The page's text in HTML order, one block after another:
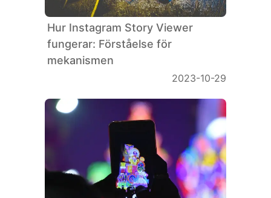
Hur Instagram Story Viewer
fungerar: Förståelse för
mekanismen
2023-10-29